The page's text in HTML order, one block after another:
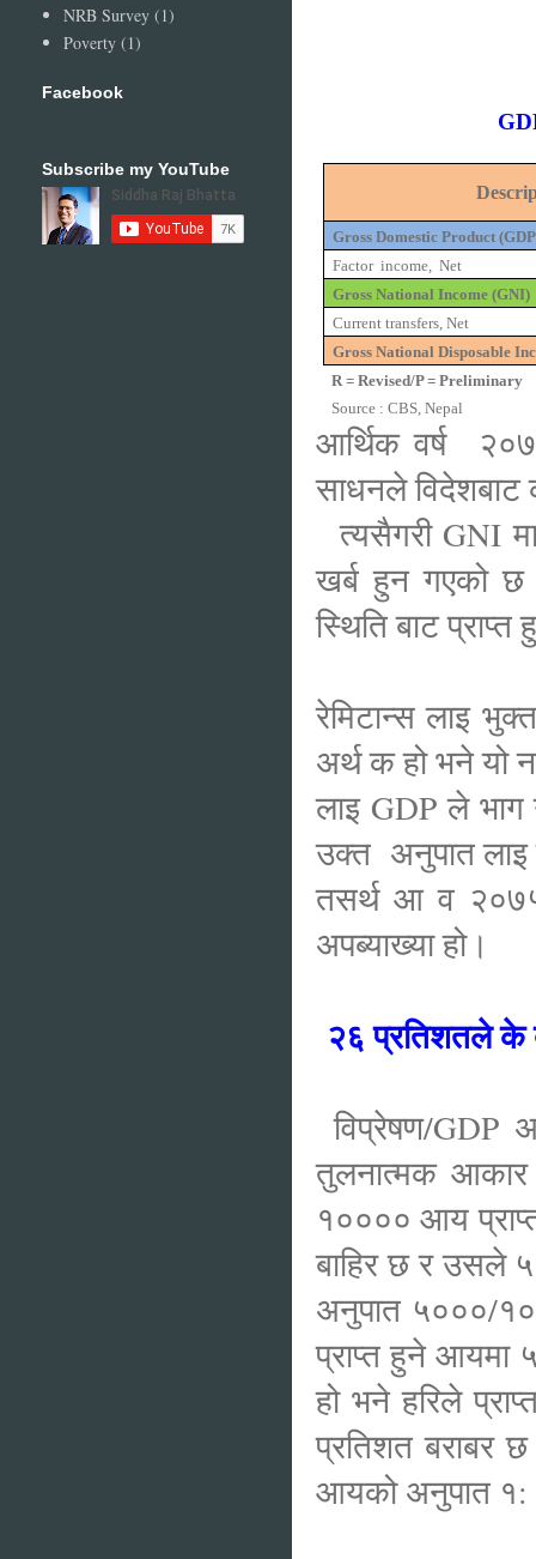
Gross Domestic Product
Factor income, Net
Gross National Income (GNI)
Current transfers, Net
Gross National Disposable
R = Revised/P = Preliminary
Source : CBS, Nepal
आर्थिक वर्ष
साधनले
त्यसैगरी GNI
खर्ब हुन गएको
स्थिति बाट
रेमिटान्स लाइ
अर्थ क हो भने यो
लाइ GDP ले भाग
उक्त अनुपात लाइ
तसर्थ आ व
अपब्याख्या हो।
२६ प्रतिशतले
विप्रेषण/GDP
तुलनात्मक आकार
१०००० आय
बाहिर छ र उसले
अनुपात ५०००/
प्राप्त हुने आयमा
हो भने हरिले
प्रतिशत बराबर
आयको अनुपात
NRB Survey (1)
Poverty (1)
Facebook
Subscribe my YouTube